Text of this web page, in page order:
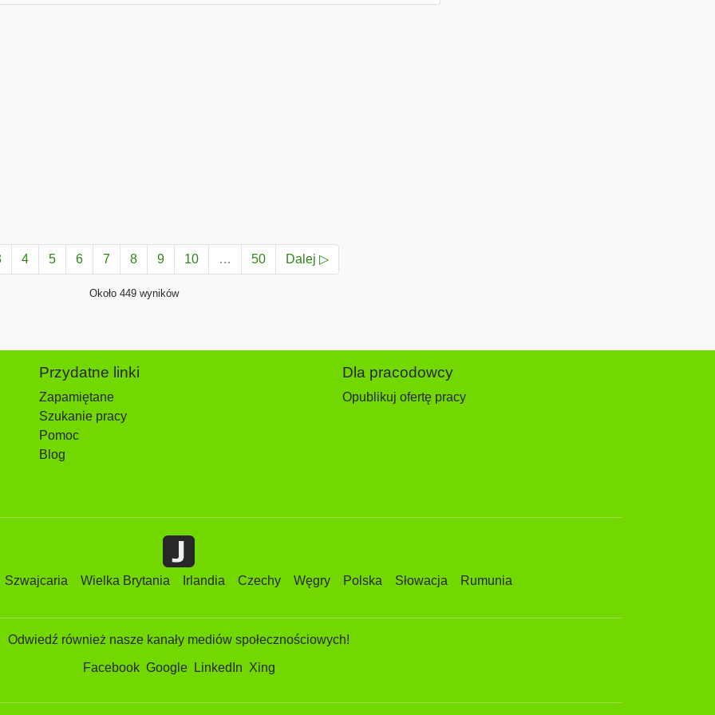
4 5 6 7 8 9 10 … 50 Dalej ▷
Około 449 wyników
Przydatne linki
Zapamiętane
Szukanie pracy
Pomoc
Blog
Dla pracodowcy
Opublikuj ofertę pracy
Szwajcaria Wielka Brytania Irlandia Czechy Węgry Polska Słowacja Rumunia
Odwiedź również nasze kanały mediów społecznościowych!
Facebook Google LinkedIn Xing